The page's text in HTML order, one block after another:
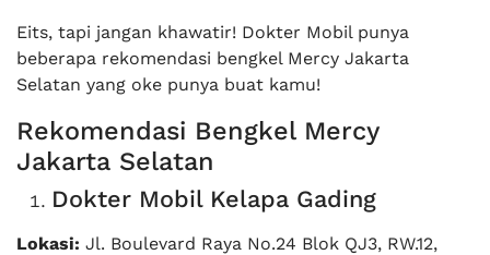
Eits, tapi jangan khawatir! Dokter Mobil punya
beberapa rekomendasi bengkel Mercy Jakarta
Selatan yang oke punya buat kamu!
Rekomendasi Bengkel Mercy
Jakarta Selatan
Dokter Mobil Kelapa Gading
Lokasi: Jl. Boulevard Raya No.24 Blok QJ3, RW.12,